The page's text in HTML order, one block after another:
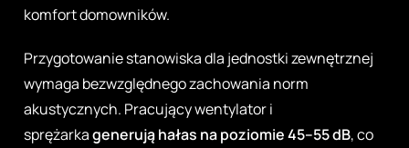
komfort domowników.
Przygotowanie stanowiska dla jednostki zewnętrznej
wymaga bezwzględnego zachowania norm
akustycznych. Pracujący wentylator i
sprężarkagenerują hałas na poziomie 45–55 dB, co